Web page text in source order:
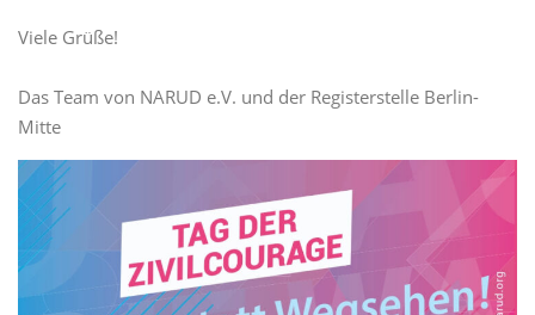
Viele Grüße!
Das Team von NARUD e.V. und der Registerstelle Berlin-
Mitte